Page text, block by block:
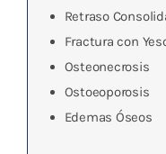
Retraso
Fractura con
Osteonecrosis
Ostoeoporosis
Edemas Óseos